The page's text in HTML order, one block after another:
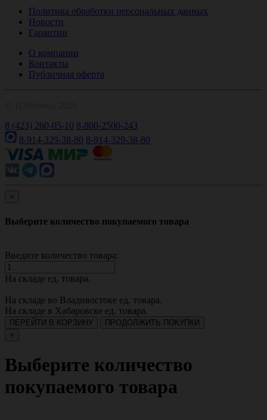
Политика обработки персональных данных
Новости
Гарантии
О компании
Контакты
Публичная оферта
8 (423) 260-05-10 8-800-2500-243
8-914-329-38-80 8-914-329-38-80
×
Выберите количество покупаемого товара
Введите количество товара:
На складе ед. товара.
На складе во Владивостоке ед. товара.
На складе в Хабаровске ед. товара.
ПЕРЕЙТИ В КОРЗИНУ
ПРОДОЛЖИТЬ ПОКУПКИ
×
Выберите количество
покупаемого товара